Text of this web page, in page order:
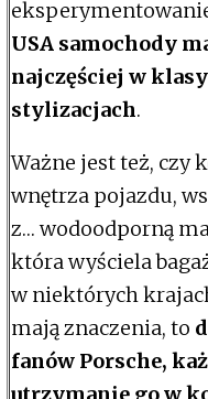
USA samochody
najczęściej w
stylizacjach.
Ważne jest też, czy
wnętrza pojazdu,
z… wodoodporną
która wyściela
w niektórych
mają znaczenia, to
fanów Porsche,